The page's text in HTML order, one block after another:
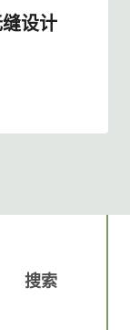
设计
搜索